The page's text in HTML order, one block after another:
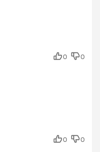
0 0
0
0